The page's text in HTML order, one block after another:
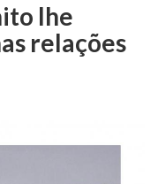
lhe
relações